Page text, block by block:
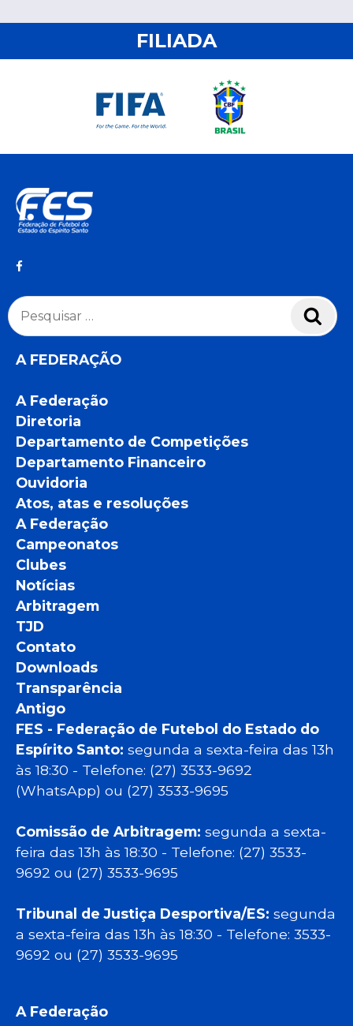
FILIADA
Pesquisar
por:
A FEDERAÇÃO
A Federação
Diretoria
Departamento de Competições
Departamento Financeiro
Ouvidoria
Atos, atas e resoluções
A Federação
Campeonatos
Clubes
Notícias
Arbitragem
TJD
Contato
Downloads
Transparência
Antigo
FES - Federação de Futebol do Estado do
Espírito Santo: segunda a sexta-feira das 13h
às 18:30 - Telefone: (27) 3533-9692
(WhatsApp) ou (27) 3533-9695
Comissão de Arbitragem: segunda a sexta-
feira das 13h às 18:30 - Telefone: (27) 3533-
9692 ou (27) 3533-9695
Tribunal de Justiça Desportiva/ES: segunda
a sexta-feira das 13h às 18:30 - Telefone: 3533-
9692 ou (27) 3533-9695
A Federação